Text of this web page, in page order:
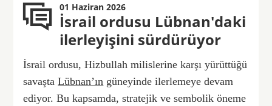
01 Haziran 2026
İsrail ordusu Lübnan'daki
ilerleyişini sürdürüyor
İsrail ordusu, Hizbullah milislerine karşı yürüttüğü
savaştaLübnan’ın güneyinde ilerlemeye devam
ediyor. Bu kapsamda, stratejik ve sembolik öneme